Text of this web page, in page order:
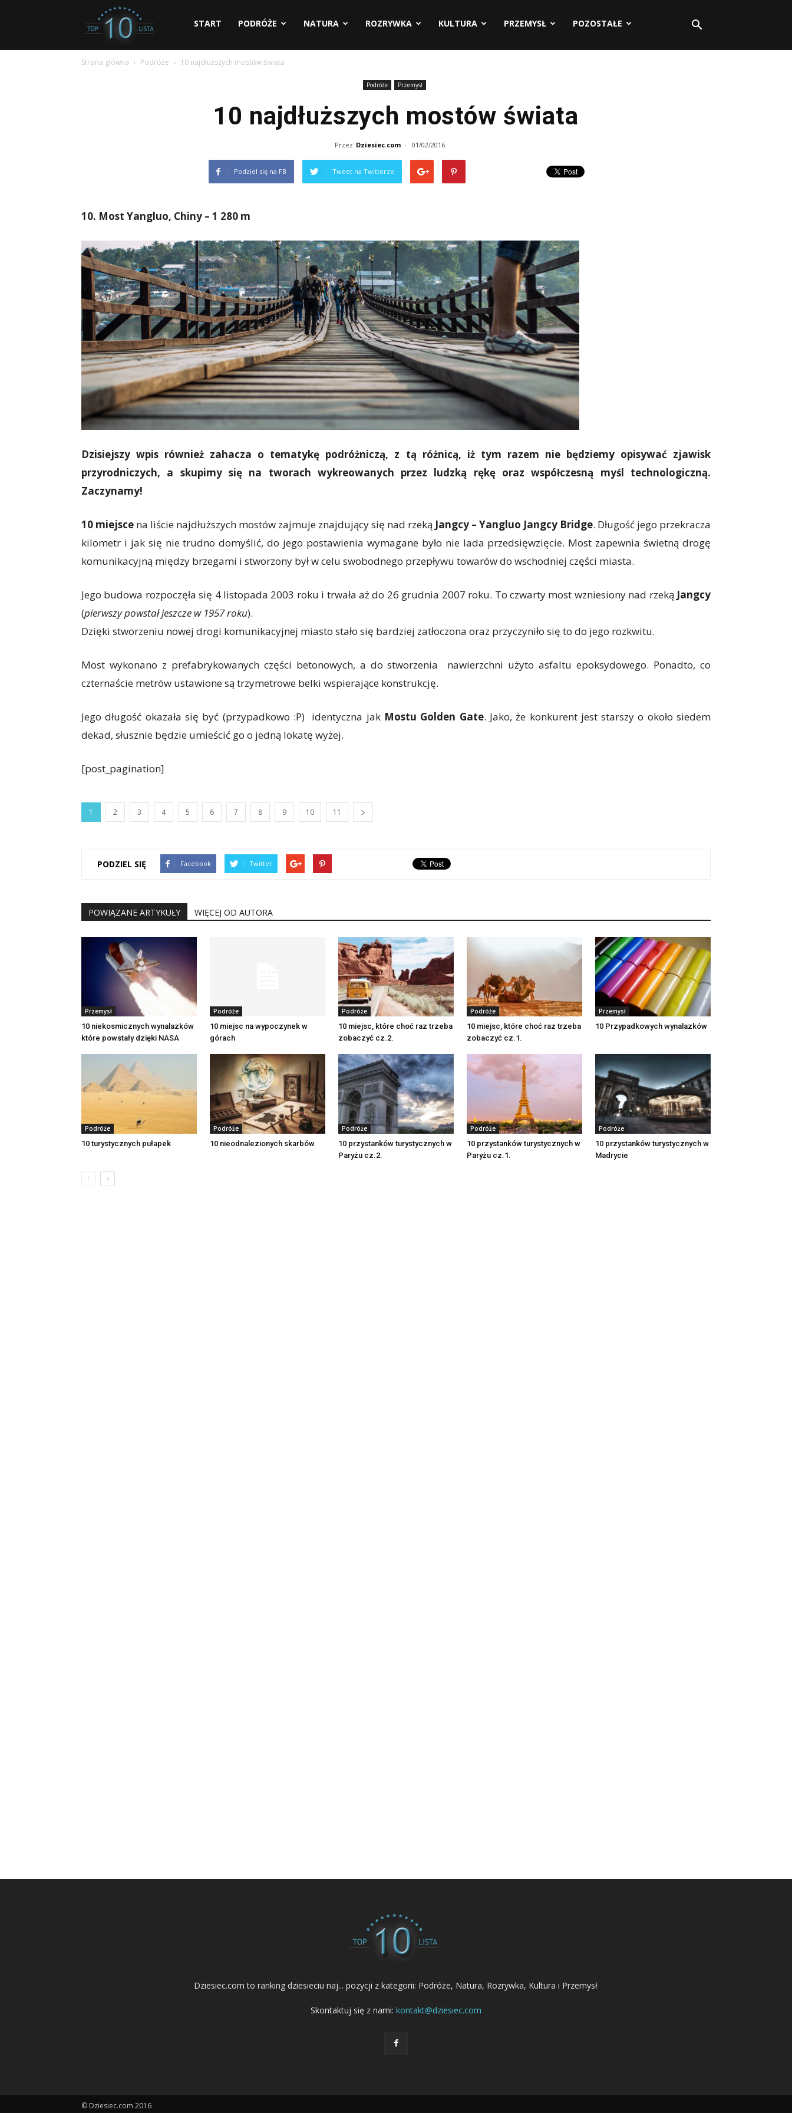
dziesiec.com
START PODRÓŻE NATURA ROZRYWKA KULTURA PRZEMYSŁ POZOSTAŁE
Strona główna Podróże 10 najdłuższych mostów świata
Podróże Przemysł
10 najdłuższych mostów świata
Przez Dziesiec.com - 01/02/2016
Podziel się na FB Tweet na Twitterze
10. Most Yangluo, Chiny – 1 280 m
Dzisiejszy wpis również zahacza o tematykę podróżniczą, z tą różnicą, iż tym razem nie będziemy opisywać zjawisk
przyrodniczych, a skupimy się na tworach wykreowanych przez ludzką rękę oraz współczesną myśl technologiczną.
Zaczynamy!
10 miejsce na liście najdłuższych mostów zajmuje znajdujący się nad rzeką Jangcy – Yangluo Jangcy Bridge. Długość jego przekracza
kilometr i jak się nie trudno domyślić, do jego postawienia wymagane było nie lada przedsięwzięcie. Most zapewnia świetną drogę
komunikacyjną między brzegami i stworzony był w celu swobodnego przepływu towarów do wschodniej części miasta.
Jego budowa rozpoczęła się 4 listopada 2003 roku i trwała aż do 26 grudnia 2007 roku. To czwarty most wzniesiony nad rzeką Jangcy
(pierwszy powstał jeszcze w 1957 roku).
Dzięki stworzeniu nowej drogi komunikacyjnej miasto stało się bardziej zatłoczona oraz przyczyniło się to do jego rozkwitu.
Most wykonano z prefabrykowanych części betonowych, a do stworzenia nawierzchni użyto asfaltu epoksydowego. Ponadto, co
czternaście metrów ustawione są trzymetrowe belki wspierające konstrukcję.
Jego długość okazała się być (przypadkowo :P) identyczna jak Mostu Golden Gate. Jako, że konkurent jest starszy o około siedem
dekad, słusznie będzie umieścić go o jedną lokatę wyżej.
[post_pagination]
1 2 3 4 5 6 7 8 9 10 11
PODZIEL SIĘ Facebook Twitter
POWIĄZANE ARTYKUŁY WIĘCEJ OD AUTORA
Przemysł
10 niekosmicznych wynalazków
które powstały dzięki NASA
Podróże
10 miejsc na wypoczynek w
górach
Podróże
10 miejsc, które choć raz trzeba
zobaczyć cz.2.
Podróże
10 miejsc, które choć raz trzeba
zobaczyć cz.1.
Przemysł
10 Przypadkowych wynalazków
Podróże
10 turystycznych pułapek
Podróże
10 nieodnalezionych skarbów
Podróże
10 przystanków turystycznych w
Paryżu cz.2.
Podróże
10 przystanków turystycznych w
Paryżu cz.1.
Podróże
10 przystanków turystycznych w
Madrycie
Dziesiec.com to ranking dziesieciu naj... pozycji z kategorii: Podróże, Natura, Rozrywka, Kultura i Przemysł
Skontaktuj się z nami: kontakt@dziesiec.com
© Dziesiec.com 2016